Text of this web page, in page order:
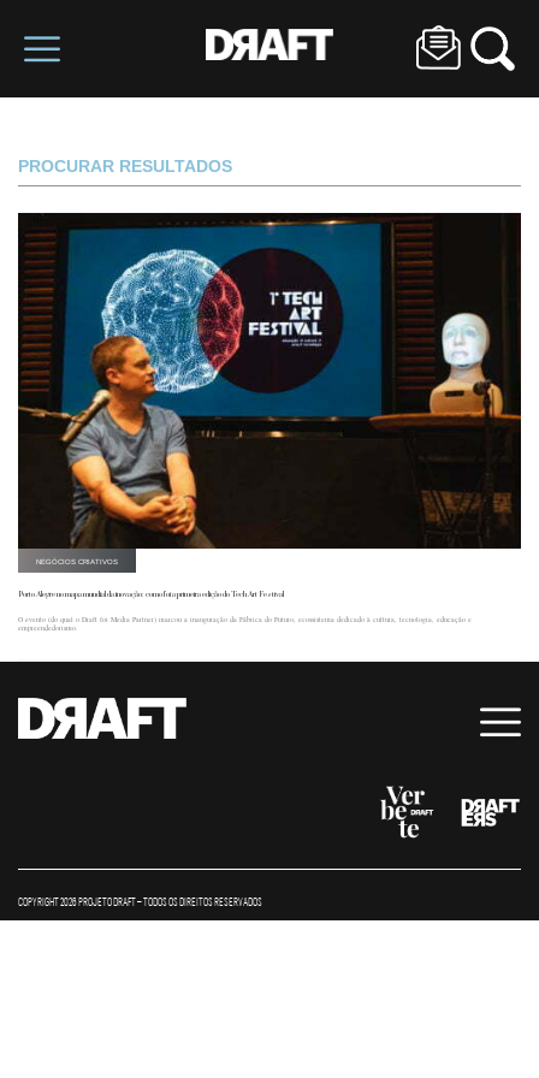
PROCURAR RESULTADOS
NEGÓCIOS CRIATIVOS
Porto Alegre no mapa mundial da inovação: como foi a primeira edição do Tech Art Festival
O evento (do qual o Draft foi Media Partner) marcou a inauguração da Fábrica do Futuro, ecossistema dedicado à cultura, tecnologia, educação e
empreendedorismo.
COPYRIGHT 2026 PROJETO DRAFT – TODOS OS DIREITOS RESERVADOS